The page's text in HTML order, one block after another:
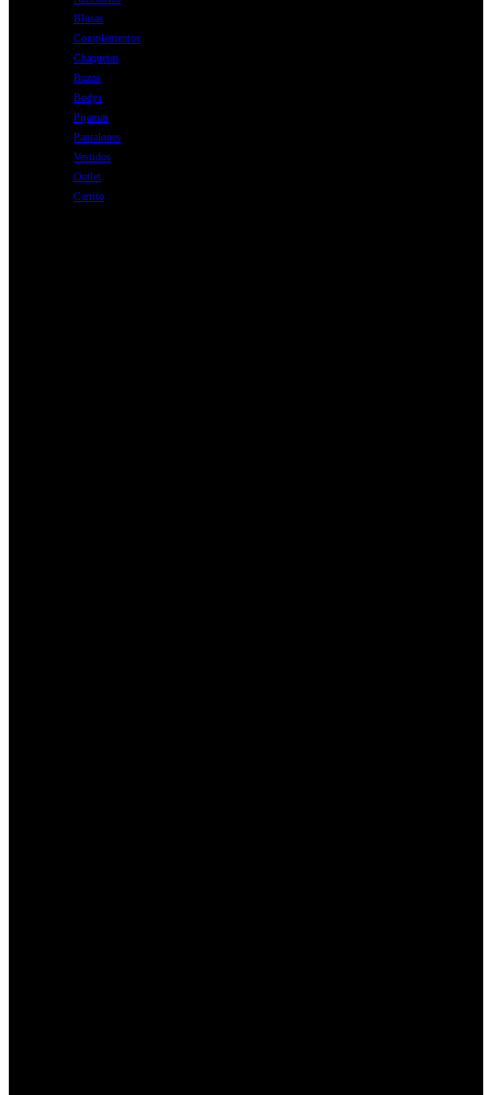
Blusas
Complementos
Chaquetas
Buzos
Bodys
Pijamas
Pantalones
Vestidos
Outlet
Carrito